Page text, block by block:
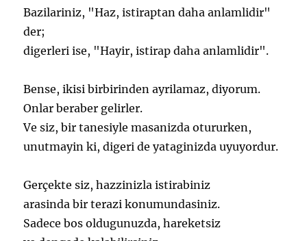
Bazilariniz, "Haz, istiraptan daha anlamlidir"
der;
digerleri ise, "Hayir, istirap daha anlamlidir".
Bense, ikisi birbirinden ayrilamaz, diyorum.
Onlar beraber gelirler.
Ve siz, bir tanesiyle masanizda otururken,
unutmayin ki, digeri de yataginizda uyuyordur.
Gerçekte siz, hazzinizla istirabiniz
arasinda bir terazi konumundasiniz.
Sadece bos oldugunuzda, hareketsiz